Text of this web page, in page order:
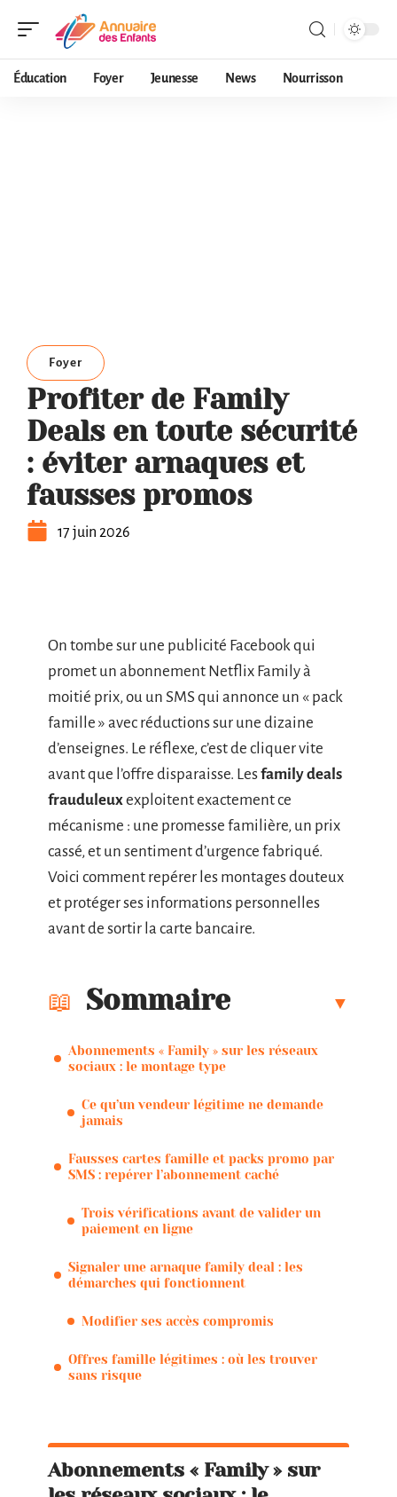
Éducation Foyer Jeunesse News Nourrisson
Foyer
Profiter de Family
Deals en toute sécurité
: éviter arnaques et
fausses promos
17 juin 2026
On tombe sur une publicité Facebook qui
promet un abonnement Netflix Family à
moitié prix, ou un SMS qui annonce un « pack
famille » avec réductions sur une dizaine
d’enseignes. Le réflexe, c’est de cliquer vite
avant que l’offre disparaisse. Lesfamily deals
frauduleuxexploitent exactement ce
mécanisme : une promesse familière, un prix
cassé, et un sentiment d’urgence fabriqué.
Voici comment repérer les montages douteux
et protéger ses informations personnelles
avant de sortir la carte bancaire.
Sommaire
Abonnements « Family » sur les réseaux
sociaux : le montage type
Ce qu’un vendeur légitime ne demande
jamais
Fausses cartes famille et packs promo par
SMS : repérer l’abonnement caché
Trois vérifications avant de valider un
paiement en ligne
Signaler une arnaque family deal : les
démarches qui fonctionnent
Modifier ses accès compromis
Offres famille légitimes : où les trouver
sans risque
Abonnements « Family » sur